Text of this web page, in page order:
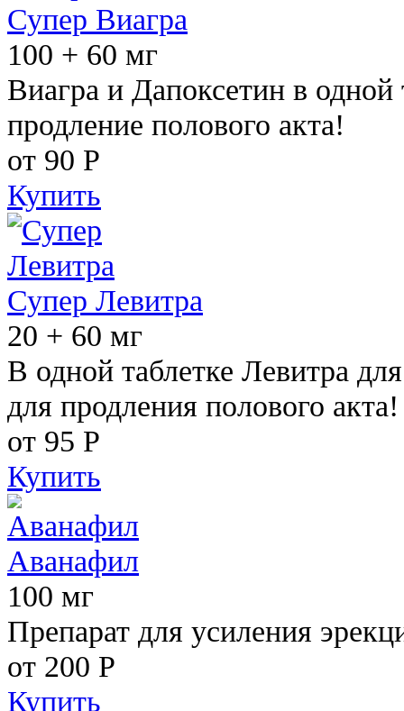
Супер Виагра
100 + 60 мг
Виагра и Дапоксетин в одной
продление полового акта!
от 90 Р
Купить
Супер Левитра
20 + 60 мг
В одной таблетке Левитра
для продления полового акта!
от 95 Р
Купить
Аванафил
100 мг
Препарат для усиления
от 200 Р
Купить